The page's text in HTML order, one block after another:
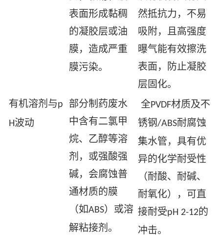
表面形成黏稠
的凝胶层或油
膜，造成严重
膜污染。
然抵抗力，不易
吸附，且高强度
曝气能有效擦洗
表面，防止凝胶
层固化。
有机溶剂与p
H波动
部分制药废水
中含有二氯甲
烷、乙醇等溶
剂，或强酸强
碱，会腐蚀普
通材质的膜
（如ABS）或溶
解粘接剂。
全PVDF材质及不
锈钢/ABS耐腐蚀
集水管，具有优
异的化学耐受性
（耐酸、耐碱、
耐氧化），可直
接耐受pH 2-12的
冲击。